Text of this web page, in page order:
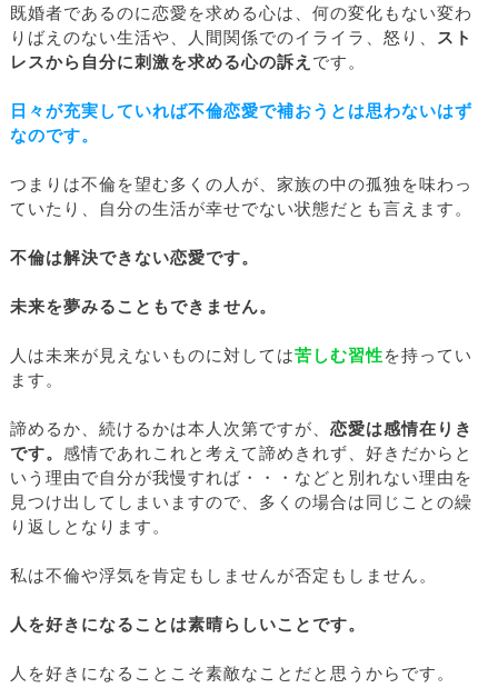
既婚者であるのに恋愛を求める心は、何の変化もない変わ
りばえのない生活や、人間関係でのイライラ、怒り、 スト
レスから自分に刺激を求める心の訴え です。
日々が充実していれば不倫恋愛で補おうとは思わないはず
なのです。
つまりは不倫を望む多くの人が、家族の中の孤独を味わっ
ていたり、自分の生活が幸せでない状態だとも言えます。
不倫は解決できない恋愛です。
未来を夢みることもできません。
人は未来が見えないものに対しては苦しむ習性を持ってい
ます。
諦めるか、続けるかは本人次第ですが、 恋愛は感情在りき
です。 感情であれこれと考えて諦めきれず、好きだからと
いう理由で自分が我慢すれば・・・などと別れない理由を
見つけ出してしまいますので、多くの場合は同じことの繰
り返しとなります。
私は不倫や浮気を肯定もしませんが否定もしません。
人を好きになることは素晴らしいことです。
人を好きになることこそ素敵なことだと思うからです。